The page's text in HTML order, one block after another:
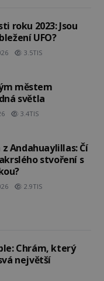
roku 2023: Jsou
UFO?
3.5TIS
městem
světla
3.4TIS
Andahuaylillas: Čí
stvoření s
2.9TIS
Chrám, který
největší